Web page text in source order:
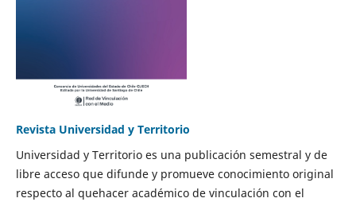
Revista Universidad y Territorio
Universidad y Territorio es una publicación semestral y de
libre acceso que difunde y promueve conocimiento original
respecto al quehacer académico de vinculación con el